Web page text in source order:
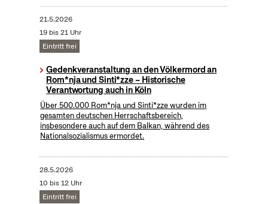
21.5.2026
19 bis 21 Uhr
Eintritt frei
Gedenkveranstaltung an den Völkermord an
Rom*nja und Sinti*zze – Historische
Verantwortung auch in Köln
Über 500.000 Rom*nja und Sinti*zze wurden im
gesamten deutschen Herrschaftsbereich,
insbesondere auch auf dem Balkan, während des
Nationalsozialismus ermordet.
28.5.2026
10 bis 12 Uhr
Eintritt frei